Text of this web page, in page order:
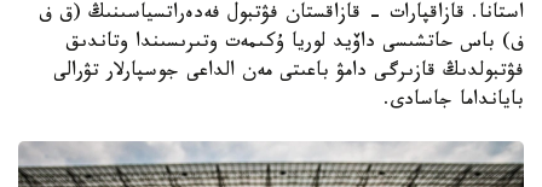
استانا. قازاقپارات – قازاقستان فۋتبول فەدەراتسياسىنىڭ (ق ف
ف) باس حاتشىسى داۆيد لوريا ۇكىمەت وتىرىسىندا وتاندىق
فۋتبولدىڭ قازىرگى دامۋ باعىتى مەن الداعى جوسپارلار تۋرالى
بايانداما جاسادى.